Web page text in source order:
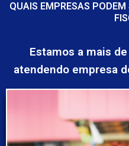
QUAIS EMPRESAS
Estamos a mais
atendendo empresa